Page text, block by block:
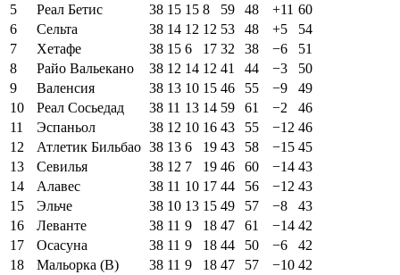
5
Реал Бетис 38 15 15 8 59 48 +11 60
6
Сельта 38 14 12 12 53 48 +5
54
7
Хетафе 38 15 6 17 32 38 −6
51
8
Райо Вальекано 38 12 14 12 41 44 −3
50
9
Валенсия 38 13 10 15 46 55 −9
49
10
Реал Сосьедад 38 11 13 14 59 61 −2
46
11
Эспаньол 38 12 10 16 43 55 −12 46
12
Атлетик Бильбао 38 13 6 19 43 58 −15 45
13
Севилья 38 12 7 19 46 60 −14 43
14
Алавес 38 11 10 17 44 56 −12 43
15
Эльче 38 10 13 15 49 57 −8
43
16
Леванте 38 11 9 18 47 61 −14 42
17
Осасуна 38 11 9 18 44 50 −6
42
18
Мальорка (В) 38 11 9 18 47 57 −10 42